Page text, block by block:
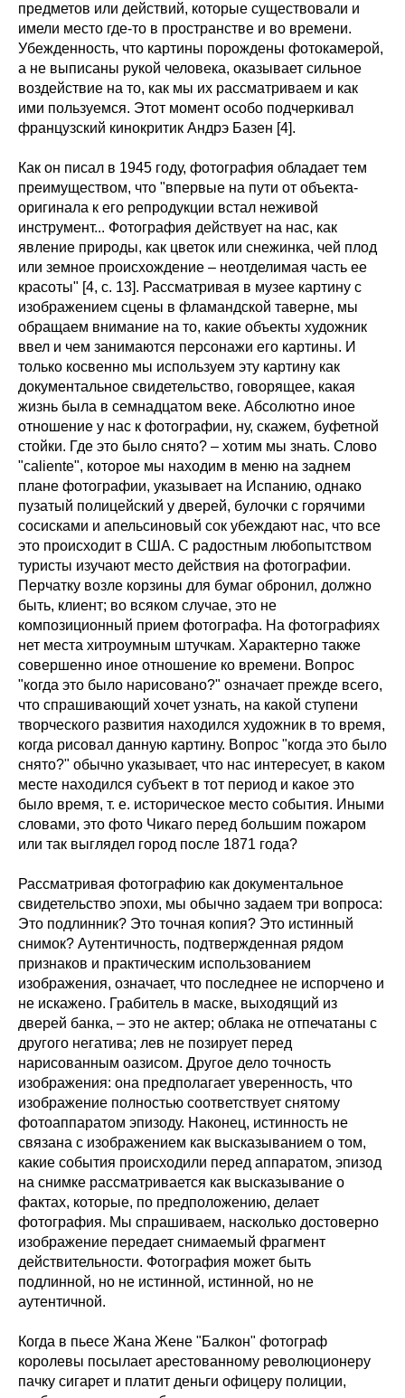
предметов или действий, которые существовали и
имели место где-то в пространстве и во времени.
Убежденность, что картины порождены фотокамерой,
а не выписаны рукой человека, оказывает сильное
воздействие на то, как мы их рассматриваем и как
ими пользуемся. Этот момент особо подчеркивал
французский кинокритик Андрэ Базен [4].
Как он писал в 1945 году, фотография обладает тем
преимуществом, что "впервые на пути от объекта-
оригинала к его репродукции встал неживой
инструмент... Фотография действует на нас, как
явление природы, как цветок или снежинка, чей плод
или земное происхождение – неотделимая часть ее
красоты" [4, с. 13]. Рассматривая в музее картину с
изображением сцены в фламандской таверне, мы
обращаем внимание на то, какие объекты художник
ввел и чем занимаются персонажи его картины. И
только косвенно мы используем эту картину как
документальное свидетельство, говорящее, какая
жизнь была в семнадцатом веке. Абсолютно иное
отношение у нас к фотографии, ну, скажем, буфетной
стойки. Где это было снято? – хотим мы знать. Слово
"caliente", которое мы находим в меню на заднем
плане фотографии, указывает на Испанию, однако
пузатый полицейский у дверей, булочки с горячими
сосисками и апельсиновый сок убеждают нас, что все
это происходит в США. С радостным любопытством
туристы изучают место действия на фотографии.
Перчатку возле корзины для бумаг обронил, должно
быть, клиент; во всяком случае, это не
композиционный прием фотографа. На фотографиях
нет места хитроумным штучкам. Характерно также
совершенно иное отношение ко времени. Вопрос
"когда это было нарисовано?" означает прежде всего,
что спрашивающий хочет узнать, на какой ступени
творческого развития находился художник в то время,
когда рисовал данную картину. Вопрос "когда это было
снято?" обычно указывает, что нас интересует, в каком
месте находился субъект в тот период и какое это
было время, т. е. историческое место события. Иными
словами, это фото Чикаго перед большим пожаром
или так выглядел город после 1871 года?
Рассматривая фотографию как документальное
свидетельство эпохи, мы обычно задаем три вопроса:
Это подлинник? Это точная копия? Это истинный
снимок? Аутентичность, подтвержденная рядом
признаков и практическим использованием
изображения, означает, что последнее не испорчено и
не искажено. Грабитель в маске, выходящий из
дверей банка, – это не актер; облака не отпечатаны с
другого негатива; лев не позирует перед
нарисованным оазисом. Другое дело точность
изображения: она предполагает уверенность, что
изображение полностью соответствует снятому
фотоаппаратом эпизоду. Наконец, истинность не
связана с изображением как высказыванием о том,
какие события происходили перед аппаратом, эпизод
на снимке рассматривается как высказывание о
фактах, которые, по предположению, делает
фотография. Мы спрашиваем, насколько достоверно
изображение передает снимаемый фрагмент
действительности. Фотография может быть
подлинной, но не истинной, истинной, но не
аутентичной.
Когда в пьесе Жана Жене "Балкон" фотограф
королевы посылает арестованному революционеру
пачку сигарет и платит деньги офицеру полиции,